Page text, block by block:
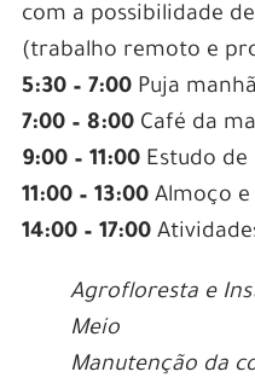
com a possibilidade
(trabalho remoto e
5:30 – 7:00Puja manhã
7:00 – 8:00Café da
9:00 – 11:00Estudo de
11:00 – 13:00Almoço e
14:00 – 17:00
Agrofloresta e
Meio
Manutenção da